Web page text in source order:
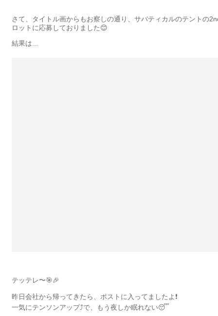
さて、タイトル画からもお察しの通り、サバティカルのテントの
ロットに応募しておりました😊
結果は...
テッテレ〜🎯🎉
昨日会社から帰ってきたら、ポストに入ってましたよ❗️
一気にテンソンアップ⤴️で、もう夜しか眠れない😴